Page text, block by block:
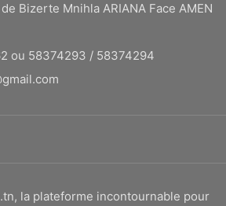
Bizerte Mnihla ARIANA Face AMEN
ou 58374293 / 58374294
la plateforme incontournable pour